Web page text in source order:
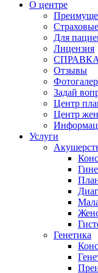
О центре
Для
Лицензия
Отзывы
Задай
Центр
Центр
Услуги
Генетика